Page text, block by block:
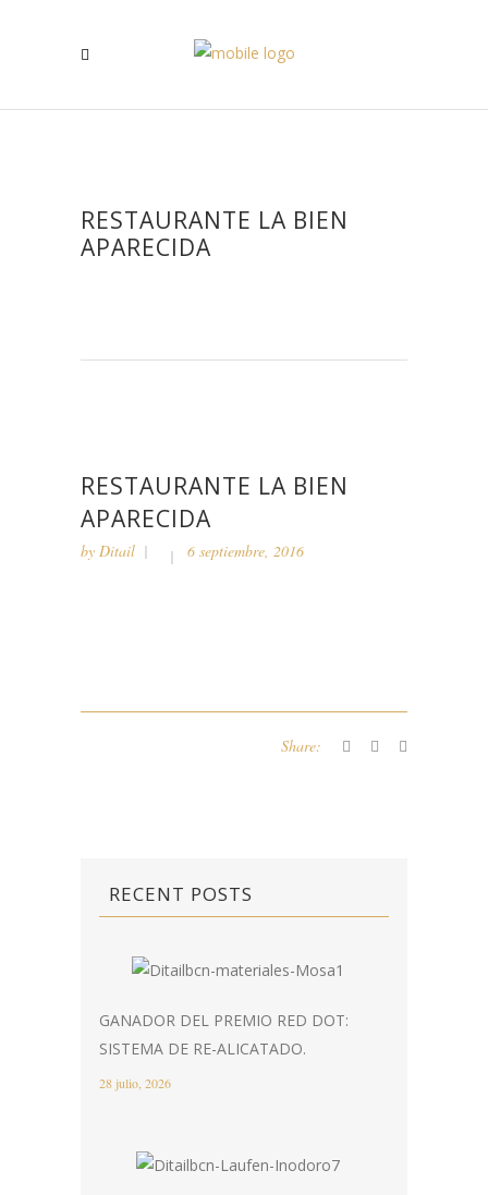
RESTAURANTE LA BIEN
APARECIDA
RESTAURANTE LA BIEN
APARECIDA
by Ditail 6 septiembre, 2016
Share:
RECENT POSTS
GANADOR DEL PREMIO RED DOT:
SISTEMA DE RE-ALICATADO.
28 julio, 2026